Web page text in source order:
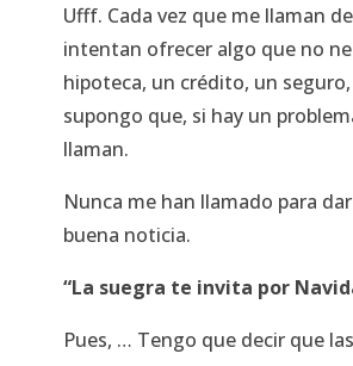
Ufff. Cada vez que me llaman
intentan ofrecer algo que no
hipoteca, un crédito, un
supongo que, si hay un
llaman.
Nunca me han llamado para
buena noticia.
“La suegra te invita por
Pues, … Tengo que decir que